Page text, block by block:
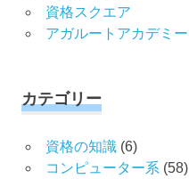
資格スクエア
アガルートアカデミー
カテゴリー
資格の知識(6)
コンピューター系 (58)